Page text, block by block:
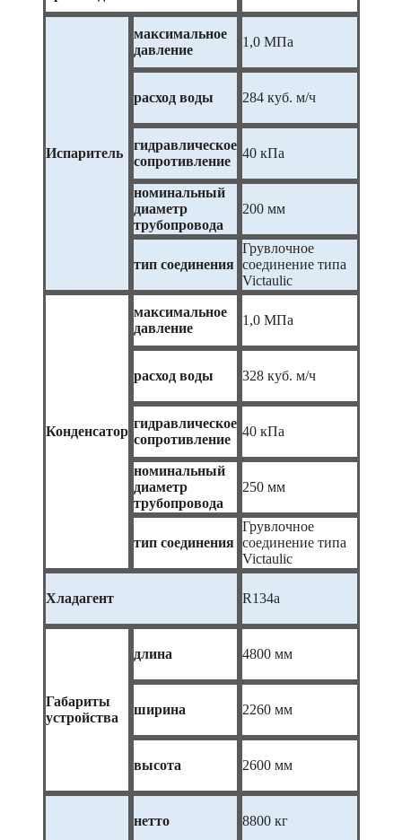
Испаритель
максимальное
давление
1,0 МПа
расход воды 284 куб. м/ч
гидравлическое
сопротивление
40 кПа
номинальный
диаметр
трубопровода
200 мм
тип соединения
Грувлочное
соединение типа
Victaulic
Конденсатор
максимальное
давление
1,0 МПа
расход воды 328 куб. м/ч
гидравлическое
сопротивление
40 кПа
номинальный
диаметр
трубопровода
250 мм
тип соединения
Грувлочное
соединение типа
Victaulic
Хладагент R134a
Габариты
устройства
длина 4800 мм
ширина 2260 мм
высота 2600 мм
нетто 8800 кг